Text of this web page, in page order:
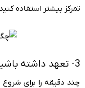
تمرکز بیشتر استفاده
3- تعهد داشته باشید
چند دقیقه را برای